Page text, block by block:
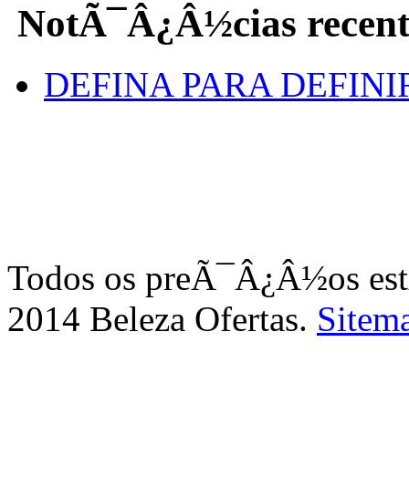
NotÃ¯Â¿Â½cias
DEFINA PARA
Todos os preÃ¯Â¿Â½os
2014 Beleza Ofertas.